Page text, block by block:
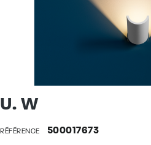
U. W
RÉFÉRENCE 500017673